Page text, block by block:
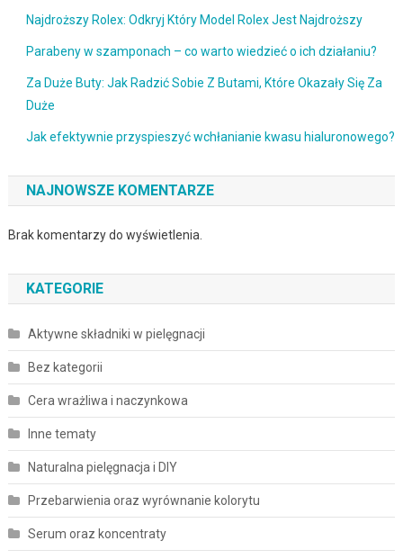
Najdroższy Rolex: Odkryj Który Model Rolex Jest Najdroższy
Parabeny w szamponach – co warto wiedzieć o ich działaniu?
Za Duże Buty: Jak Radzić Sobie Z Butami, Które Okazały Się Za
Duże
Jak efektywnie przyspieszyć wchłanianie kwasu hialuronowego?
NAJNOWSZE KOMENTARZE
Brak komentarzy do wyświetlenia.
KATEGORIE
Aktywne składniki w pielęgnacji
Bez kategorii
Cera wrażliwa i naczynkowa
Inne tematy
Naturalna pielęgnacja i DIY
Przebarwienia oraz wyrównanie kolorytu
Serum oraz koncentraty